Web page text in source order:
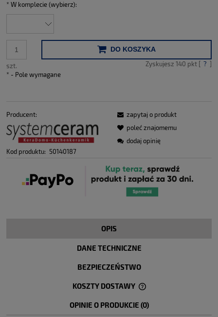
* W komplecie (wybierz):
szt.
DO KOSZYKA
Zyskujesz 140 pkt [ ? ]
* - Pole wymagane
Producent:
Kod produktu: 50140187
zapytaj o produkt
poleć znajomemu
dodaj opinię
OPIS
DANE TECHNICZNE
BEZPIECZEŃSTWO
KOSZTY DOSTAWY
CENA NIE ZAWIERA EWENTUALNYCH KOSZTÓW PŁATNOŚCI
OPINIE O PRODUKCIE (0)